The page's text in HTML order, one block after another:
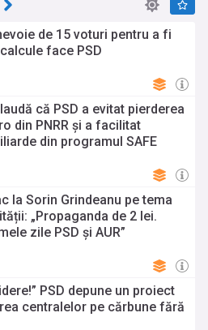
de 15 voturi pentru a fi
face PSD
că PSD a evitat pierderea
din PNRR și a facilitat
din programul SAFE
la Sorin Grindeanu pe tema
„Propaganda de 2 lei.
zile PSD și AUR”
PSD depune un proiect
centralelor pe cărbune fără